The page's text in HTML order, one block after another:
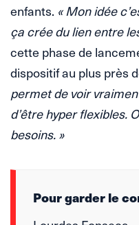
enfants. « Mon idée
ça crée du lien entre
cette phase de
dispositif au plus près
permet de voir
d’être hyper flexibles.
besoins. »
Pour garder le